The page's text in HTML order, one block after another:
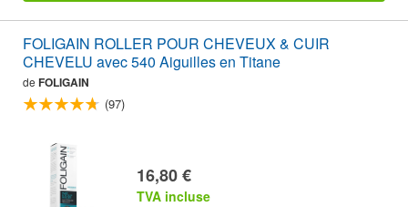
FOLIGAIN ROLLER POUR CHEVEUX & CUIR
CHEVELU avec 540 Aiguilles en Titane
de FOLIGAIN
(97)
16,80 €
TVA incluse